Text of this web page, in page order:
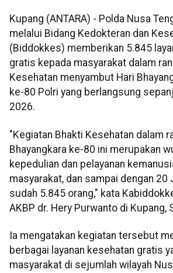
Kupang (ANTARA) - Polda Nusa
melalui Bidang Kedokteran dan
(Biddokkes) memberikan 5.845
gratis kepada masyarakat dalam
Kesehatan menyambut Hari
ke-80 Polri yang berlangsung
2026.
"Kegiatan Bhakti Kesehatan dalam
Bhayangkara ke-80 ini merupakan
kepedulian dan pelayanan
masyarakat, dan sampai dengan 20
sudah 5.845 orang," kata
AKBP dr. Hery Purwanto di Kupang,
Ia mengatakan kegiatan tersebut
berbagai layanan kesehatan gratis
masyarakat di sejumlah wilayah